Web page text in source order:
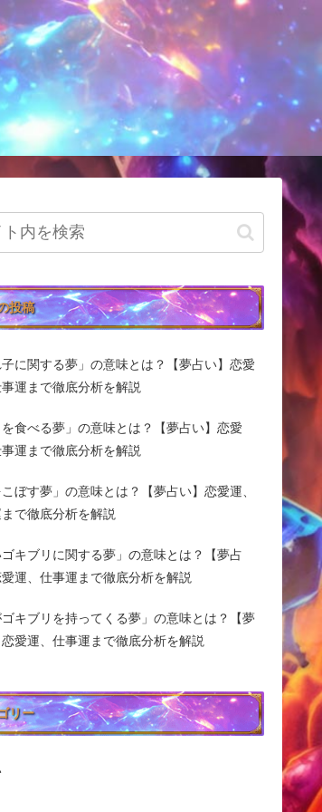
投稿
子に関する夢」の意味とは？【夢占い】恋愛
運まで徹底分析を解説
を食べる夢」の意味とは？【夢占い】恋愛
運まで徹底分析を解説
こぼす夢」の意味とは？【夢占い】恋愛運、
で徹底分析を解説
ゴキブリに関する夢」の意味とは？【夢占
運、仕事運まで徹底分析を解説
ゴキブリを持ってくる夢」の意味とは？【夢
愛運、仕事運まで徹底分析を解説
リー